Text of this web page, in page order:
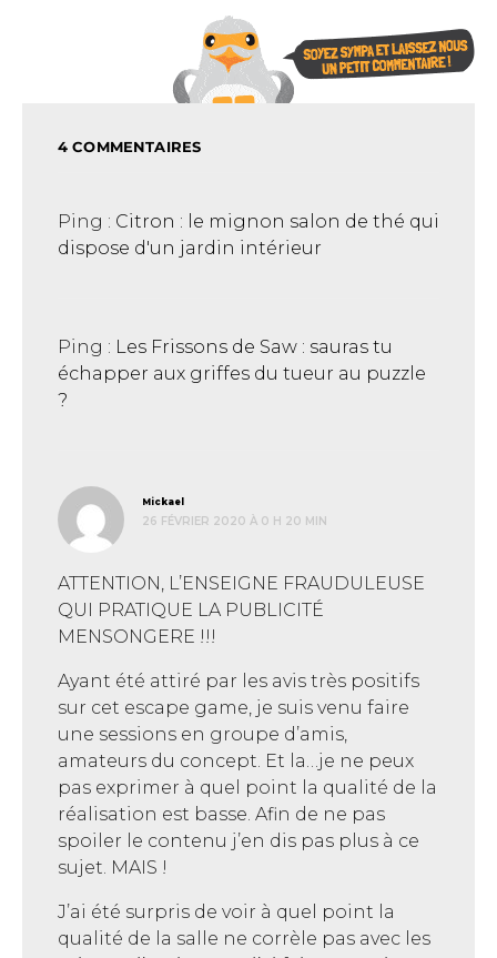
4 COMMENTAIRES
Ping : Citron : le mignon salon de thé qui
dispose d'un jardin intérieur
Ping : Les Frissons de Saw : sauras tu
échapper aux griffes du tueur au puzzle
?
Mickael
26 FÉVRIER 2020 À 0 H 20 MIN
ATTENTION, L’ENSEIGNE FRAUDULEUSE
QUI PRATIQUE LA PUBLICITÉ
MENSONGERE !!!
Ayant été attiré par les avis très positifs
sur cet escape game, je suis venu faire
une sessions en groupe d’amis,
amateurs du concept. Et la…je ne peux
pas exprimer à quel point la qualité de la
réalisation est basse. Afin de ne pas
spoiler le contenu j’en dis pas plus à ce
sujet. MAIS !
J’ai été surpris de voir à quel point la
qualité de la salle ne corrèle pas avec les